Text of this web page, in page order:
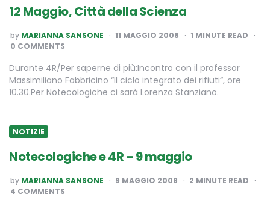
12 Maggio, Città della Scienza
POSTED
BY
by MARIANNA SANSONE 11 MAGGIO 2008 1 MINUTE READ
0 COMMENTS
Durante 4R/Per saperne di più:Incontro con il professor
Massimiliano Fabbricino “Il ciclo integrato dei rifiuti“, ore
10.30.Per Notecologiche ci sarà Lorenza Stanziano.
NOTIZIE
Notecologiche e 4R – 9 maggio
POSTED
BY
by MARIANNA SANSONE 9 MAGGIO 2008 2 MINUTE READ
4 COMMENTS